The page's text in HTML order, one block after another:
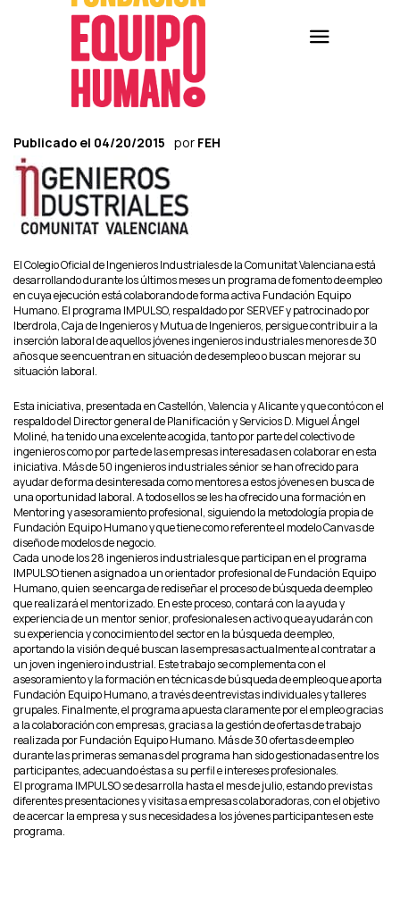
Publicado el 04/20/2015 por FEH
El Colegio Oficial de Ingenieros Industriales de la Comunitat Valenciana está
desarrollando durante los últimos meses un programa de fomento de empleo
en cuya ejecución está colaborando de forma activa Fundación Equipo
Humano. El programa IMPULSO, respaldado por SERVEF y patrocinado por
Iberdrola, Caja de Ingenieros y Mutua de Ingenieros, persigue contribuir a la
inserción laboral de aquellos jóvenes ingenieros industriales menores de 30
años que se encuentran en situación de desempleo o buscan mejorar su
situación laboral.
Esta iniciativa, presentada en Castellón, Valencia y Alicante y que contó con el
respaldo del Director general de Planificación y Servicios D. Miguel Ángel
Moliné, ha tenido una excelente acogida, tanto por parte del colectivo de
ingenieros como por parte de las empresas interesadas en colaborar en esta
iniciativa. Más de 50 ingenieros industriales sénior se han ofrecido para
ayudar de forma desinteresada como mentores a estos jóvenes en busca de
una oportunidad laboral. A todos ellos se les ha ofrecido una formación en
Mentoring y asesoramiento profesional, siguiendo la metodología propia de
Fundación Equipo Humano y que tiene como referente el modelo Canvas de
diseño de modelos de negocio.
Cada uno de los 28 ingenieros industriales que participan en el programa
IMPULSO tienen asignado a un orientador profesional de Fundación Equipo
Humano, quien se encarga de rediseñar el proceso de búsqueda de empleo
que realizará el mentorizado. En este proceso, contará con la ayuda y
experiencia de un mentor senior, profesionales en activo que ayudarán con
su experiencia y conocimiento del sector en la búsqueda de empleo,
aportando la visión de qué buscan las empresas actualmente al contratar a
un joven ingeniero industrial. Este trabajo se complementa con el
asesoramiento y la formación en técnicas de búsqueda de empleo que aporta
Fundación Equipo Humano, a través de entrevistas individuales y talleres
grupales. Finalmente, el programa apuesta claramente por el empleo gracias
a la colaboración con empresas, gracias a la gestión de ofertas de trabajo
realizada por Fundación Equipo Humano. Más de 30 ofertas de empleo
durante las primeras semanas del programa han sido gestionadas entre los
participantes, adecuando éstas a su perfil e intereses profesionales.
El programa IMPULSO se desarrolla hasta el mes de julio, estando previstas
diferentes presentaciones y visitas a empresas colaboradoras, con el objetivo
de acercar la empresa y sus necesidades a los jóvenes participantes en este
programa.